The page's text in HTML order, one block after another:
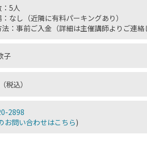
5人
なし（近隣に有料パーキングあり）
：事前ご入金（詳細は主催講師よりご連絡
子
税込）
2898
お問い合わせはこちら)